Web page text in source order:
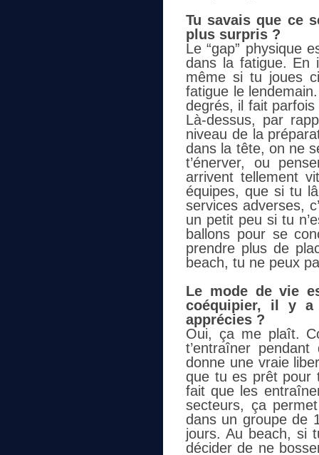
Tu savais que ce
plus surpris ?
Le “gap” physique
dans la fatigue. En
même si tu joues
fatigue le
degrés, il fait
Là-dessus, par
niveau de la
dans la tête, on ne
t’énerver, ou
arrivent tellement
équipes, que si tu
services adverses,
un petit peu si tu
ballons pour se
prendre plus de
beach, tu ne peux
Le mode de vie
coéquipier, il y a
apprécies ?
Oui, ça me plaît.
t’entraîner
donne une vraie
que tu es prêt pour
fait que les
secteurs, ça
dans un groupe de
jours. Au beach, si
décider de ne